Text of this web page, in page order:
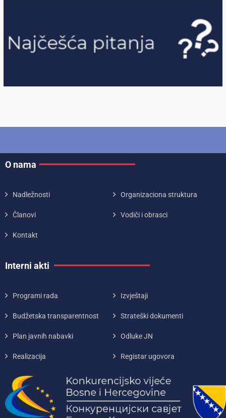
O nama
Nadležnosti Organizaciona struktura
Članovi Vodiči i obrasci
Kontakt
Interni akti
Programi rada Izvještaji
Budžetska transparentnost Strateški dokumenti
Plan javnih nabavki Odluke JN
Realizacija Registar ugovora